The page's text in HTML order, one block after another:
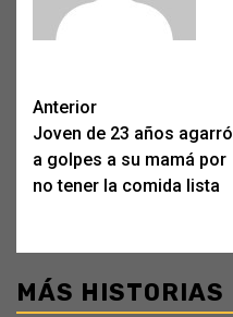
Post
navigation
Anterior
Joven de 23 años agarró
a golpes a su mamá por
no tener la comida lista
MÁS HISTORIAS